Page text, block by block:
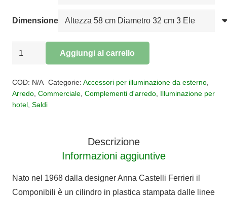
Dimensione
Kartell
Componibili
quantità
Aggiungi al carrello
COD: N/A Categorie: Accessori per illuminazione da esterno,
Arredo Commerciale Complementi d'arredo Illuminazione per
hotel Saldi
Descrizione
Informazioni aggiuntive
Nato nel 1968 dalla designer Anna Castelli Ferrieri il
Componibili è un cilindro in plastica stampata dalle linee